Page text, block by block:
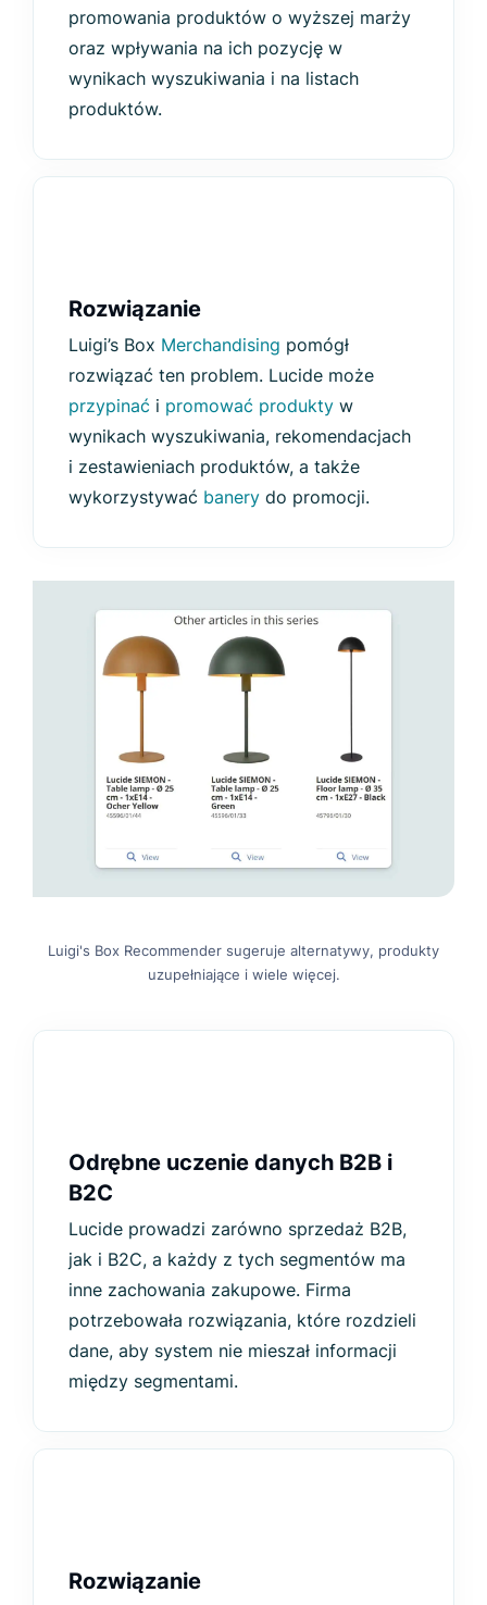
promowania produktów o wyższej marży
oraz wpływania na ich pozycję w
wynikach wyszukiwania i na listach
produktów.
Rozwiązanie
Luigi’s Box Merchandising pomógł
rozwiązać ten problem. Lucide może
przypinać i promować produkty w
wynikach wyszukiwania, rekomendacjach
i zestawieniach produktów, a także
wykorzystywać banery do promocji.
Luigi's Box Recommender sugeruje alternatywy, produkty
uzupełniające i wiele więcej.
Odrębne uczenie danych B2B i
B2C
Lucide prowadzi zarówno sprzedaż B2B,
jak i B2C, a każdy z tych segmentów ma
inne zachowania zakupowe. Firma
potrzebowała rozwiązania, które rozdzieli
dane, aby system nie mieszał informacji
między segmentami.
Rozwiązanie